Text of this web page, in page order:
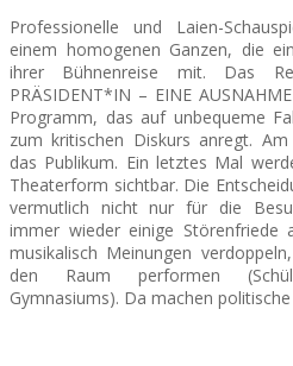
Professionelle und Laien-
einem homogenen Ganzen, die
ihrer Bühnenreise mit. Das
PRÄSIDENT*IN – EINE
Programm, das auf unbequeme
zum kritischen Diskurs anregt.
das Publikum. Ein letztes Mal
Theaterform sichtbar. Die
vermutlich nicht nur für die
immer wieder einige Störenfriede
musikalisch Meinungen
den Raum performen
Gymnasiums). Da machen